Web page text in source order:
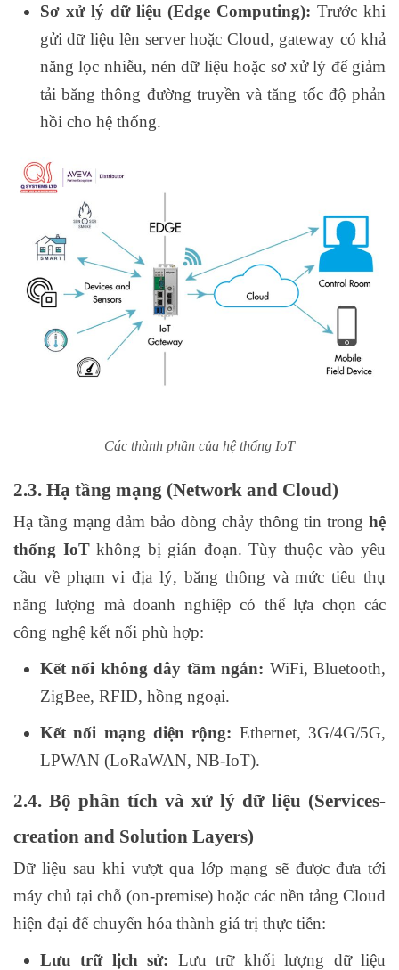
Sơ xử lý dữ liệu (Edge Computing):Trước khi
gửi dữ liệu lên server hoặc Cloud, gateway có khả
năng lọc nhiễu, nén dữ liệu hoặc sơ xử lý để giảm
tải băng thông đường truyền và tăng tốc độ phản
hồi cho hệ thống.
Các thành phần của hệ thống IoT
2.3. Hạ tầng mạng (Network and Cloud)
Hạ tầng mạng đảm bảo dòng chảy thông tin trong hệ
thống IoTkhông bị gián đoạn. Tùy thuộc vào yêu
cầu về phạm vi địa lý, băng thông và mức tiêu thụ
năng lượng mà doanh nghiệp có thể lựa chọn các
công nghệ kết nối phù hợp:
Kết nối không dây tầm ngắn: WiFi, Bluetooth,
ZigBee, RFID, hồng ngoại.
Kết nối mạng diện rộng: Ethernet, 3G/4G/5G,
LPWAN (LoRaWAN, NB-IoT).
2.4. Bộ phân tích và xử lý dữ liệu (Services-
creation and Solution Layers)
Dữ liệu sau khi vượt qua lớp mạng sẽ được đưa tới
máy chủ tại chỗ (on‑premise) hoặc các nền tảng Cloud
hiện đại để chuyển hóa thành giá trị thực tiễn:
Lưu trữ lịch sử: Lưu trữ khối lượng dữ liệu